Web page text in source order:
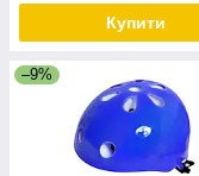
Купити
–9%